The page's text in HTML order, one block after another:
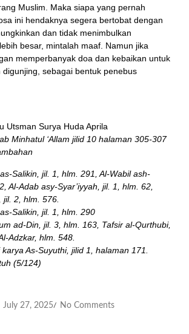
Muslim. Maka siapa yang pernah
ini hendaknya segera bertobat dengan
dan tidak menimbulkan
besar, mintalah maaf. Namun jika
memperbanyak doa dan kebaikan untuk
sebagai bentuk penebus
Utsman Surya Huda Aprila
Minhatul ‘Allam jilid 10 halaman 305-307
Salikin, jil. 1, hlm. 291, Al-Wabil ash-
Al-Adab asy-Syar’iyyah, jil. 1, hlm. 62,
jil. 2, hlm. 576.
Salikin, jil. 1, hlm. 290
ad-Din, jil. 3, hlm. 163, Tafsir al-Qurthubi,
Adzkar, hlm. 548.
As-Suyuthi, jilid 1, halaman 171.
(5/124)
July 27, 2025/ No Comments